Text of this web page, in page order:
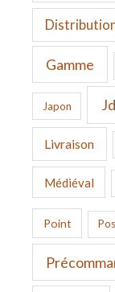
Gamme
Japon
Livraison
Médiéval
Point